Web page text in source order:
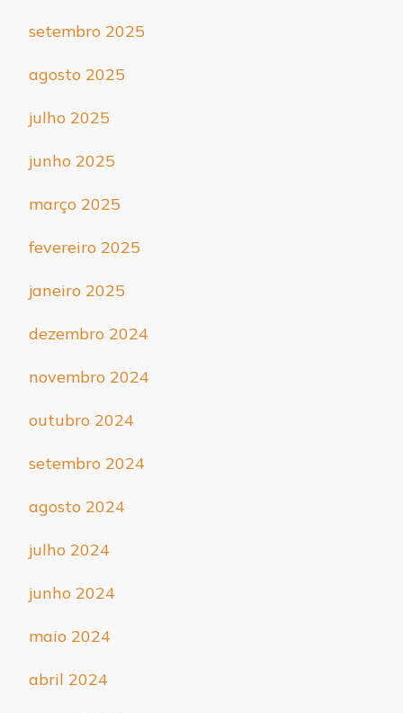
setembro 2025
agosto 2025
julho 2025
junho 2025
março 2025
fevereiro 2025
janeiro 2025
dezembro 2024
novembro 2024
outubro 2024
setembro 2024
agosto 2024
julho 2024
junho 2024
maio 2024
abril 2024